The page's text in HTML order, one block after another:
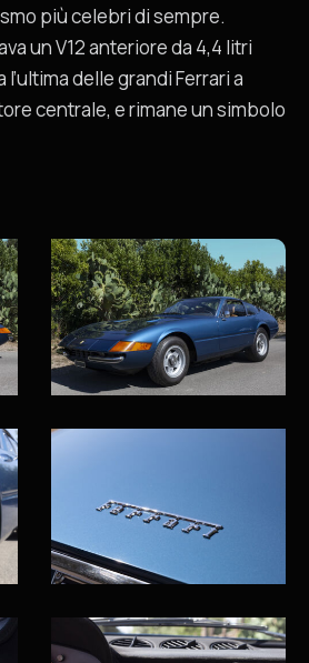
più celebri di sempre.
un V12 anteriore da 4,4 litri
delle grandi Ferrari a
centrale, e rimane un simbolo